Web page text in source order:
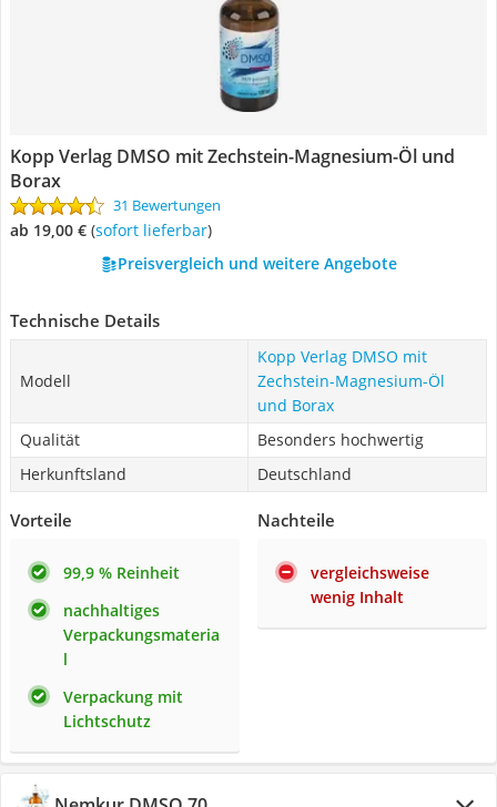
Kopp Verlag DMSO mit Zechstein-Magnesium-Öl und
Borax
31 Bewertungen
ab 19,00 € ( Sofort lieferbar)
Preisvergleich und weitere Angebote
Technische Details
Modell
Kopp Verlag DMSO mit
Zechstein-Magnesium-Öl
und Borax
Qualität
Besonders hochwertig
Herkunftsland
Deutschland
Vorteile
99,9 % Reinheit
nachhaltiges
Verpackungsmateria
l
Verpackung mit
Lichtschutz
Nachteile
vergleichsweise
wenig Inhalt